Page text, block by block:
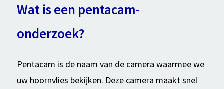
Wat is een pentacam-
onderzoek?
Pentacam is de naam van de camera waarmee we
uw hoornvlies bekijken. Deze camera maakt snel